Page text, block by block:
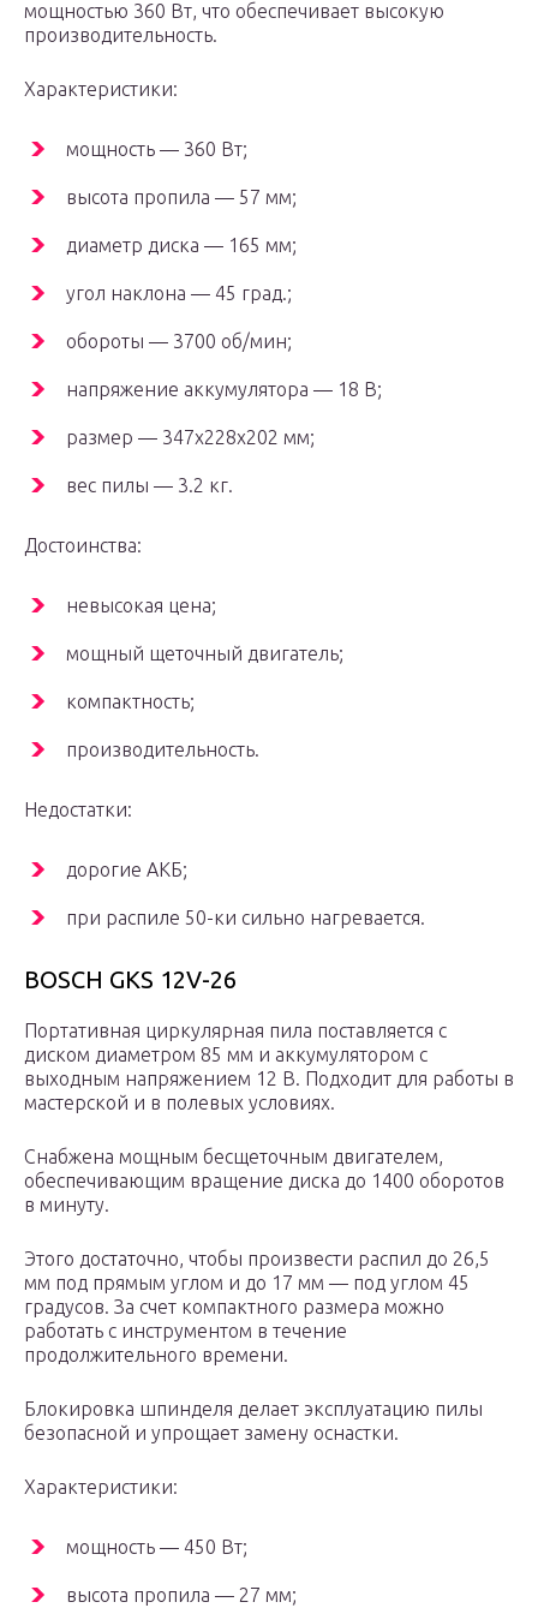
мощностью 360 Вт, что обеспечивает высокую
производительность.
Характеристики:
мощность — 360 Вт;
высота пропила — 57 мм;
диаметр диска — 165 мм;
угол наклона — 45 град.;
обороты — 3700 об/мин;
напряжение аккумулятора — 18 В;
размер — 347x228x202 мм;
вес пилы — 3.2 кг.
Достоинства:
невысокая цена;
мощный щеточный двигатель;
компактность;
производительность.
Недостатки:
дорогие АКБ;
при распиле 50-ки сильно нагревается.
BOSCH GKS 12V-26
Портативная циркулярная пила поставляется с
диском диаметром 85 мм и аккумулятором с
выходным напряжением 12 В. Подходит для работы в
мастерской и в полевых условиях.
Снабжена мощным бесщеточным двигателем,
обеспечивающим вращение диска до 1400 оборотов
в минуту.
Этого достаточно, чтобы произвести распил до 26,5
мм под прямым углом и до 17 мм — под углом 45
градусов. За счет компактного размера можно
работать с инструментом в течение
продолжительного времени.
Блокировка шпинделя делает эксплуатацию пилы
безопасной и упрощает замену оснастки.
Характеристики:
мощность — 450 Вт;
высота пропила — 27 мм;